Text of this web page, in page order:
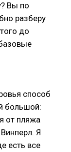
Вы по
разберу
до
способ
большой:
от пляжа
Я
есть все